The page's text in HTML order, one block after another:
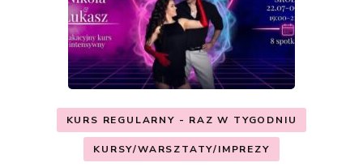
KURS REGULARNY - RAZ W TYGODNIU
KURSY/WARSZTATY/IMPREZY